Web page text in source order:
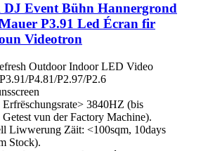
DJ Event Bühn Hannergrond
P3.91 Led Écran fir
Videotron
Outdoor Indoor LED Video
P4.81/P2.97/P2.6
3840HZ (bis
vun der Factory Machine).
Liwwerung Zäit: <100sqm, 10days
Stock).